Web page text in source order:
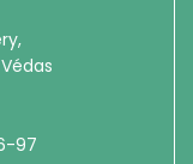
97